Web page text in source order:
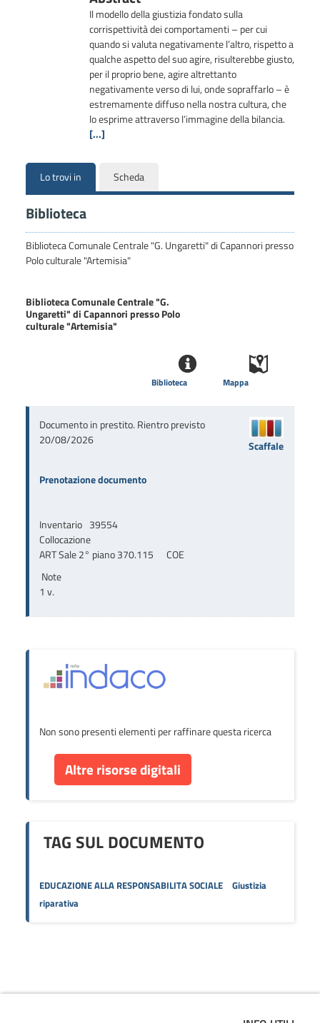
Il modello della giustizia fondato sulla
corrispettività dei comportamenti – per cui
quando si valuta negativamente l’altro, rispetto a
qualche aspetto del suo agire, risulterebbe giusto,
per il proprio bene, agire altrettanto
negativamente verso di lui, onde sopraffarlo – è
estremamente diffuso nella nostra cultura, che
lo esprime attraverso l’immagine della bilancia.
[...]
Lo trovi in Scheda
Biblioteca
Biblioteca Comunale Centrale "G. Ungaretti" di Capannori presso
Polo culturale "Artemisia"
Biblioteca Comunale Centrale "G.
Ungaretti" di Capannori presso Polo
culturale "Artemisia"
Mappa
Biblioteca
Documento in prestito. Rientro previsto
20/08/2026
Prenotazione documento
Inventario 39554
Collocazione
ART Sale 2° piano 370.115      COE
Note
1 v.
Scaffale
Non sono presenti elementi per raffinare questa ricerca
Altre risorse digitali
TAG SUL DOCUMENTO
EDUCAZIONE ALLA RESPONSABILITA SOCIALE
Giustizia
riparativa